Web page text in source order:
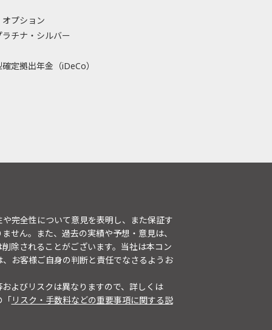
プション
ラチナ・シルバー
定拠出年金（iDeCo）
完全性について意見を表明し、また保証す
せん。また、過去の実績や予想・意見は、
除されることがございます。当社は本コン
お客様ご自身の判断と責任でなさるようお
よびリスクは異なりますので、詳しくは
「リスク・手数料などの重要事項に関する説